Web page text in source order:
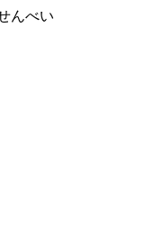
んべい